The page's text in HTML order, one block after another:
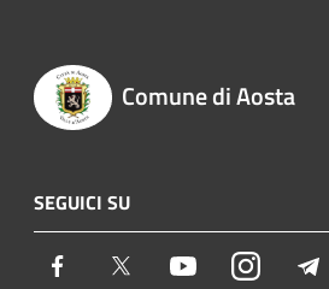
Comune di Aosta
SEGUICI SU
Facebook Twitter YoutubeInstagram